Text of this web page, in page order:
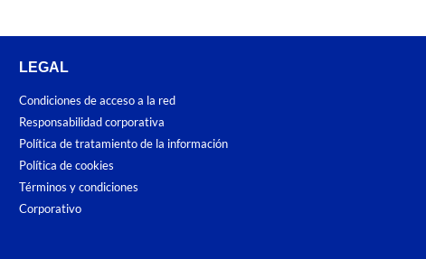
LEGAL
Condiciones de acceso a la red
Responsabilidad corporativa
Política de tratamiento de la información
Política de cookies
Términos y condiciones
Corporativo